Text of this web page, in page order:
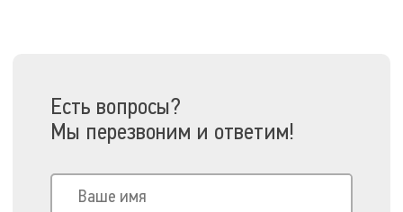
Есть вопросы?
Мы перезвоним и ответим!